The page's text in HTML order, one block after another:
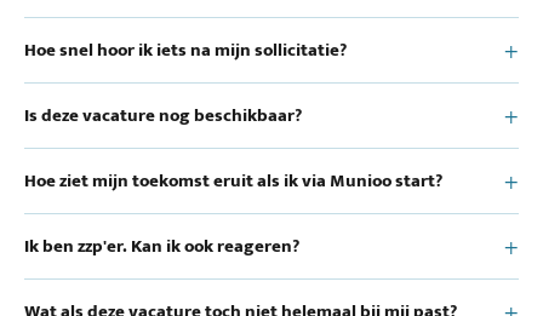
Hoe snel hoor ik iets na mijn sollicitatie?
Is deze vacature nog beschikbaar?
Hoe ziet mijn toekomst eruit als ik via Munioo start?
Ik ben zzp'er. Kan ik ook reageren?